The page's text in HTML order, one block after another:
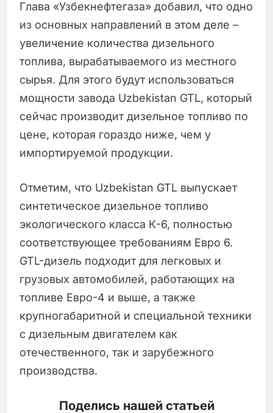
Глава «Узбекнефтегаза» добавил, что одно
из основных направлений в этом деле –
увеличение количества дизельного
топлива, вырабатываемого из местного
сырья. Для этого будут использоваться
мощности завода Uzbekistan GTL, который
сейчас производит дизельное топливо по
цене, которая гораздо ниже, чем у
импортируемой продукции.
Отметим, что Uzbekistan GTL выпускает
синтетическое дизельное топливо
экологического класса К-6, полностью
соответствующее требованиям Евро 6.
GTL-дизель подходит для легковых и
грузовых автомобилей, работающих на
топливе Евро-4 и выше, а также
крупногабаритной и специальной техники
с дизельным двигателем как
отечественного, так и зарубежного
производства.
Поделись нашей статьей